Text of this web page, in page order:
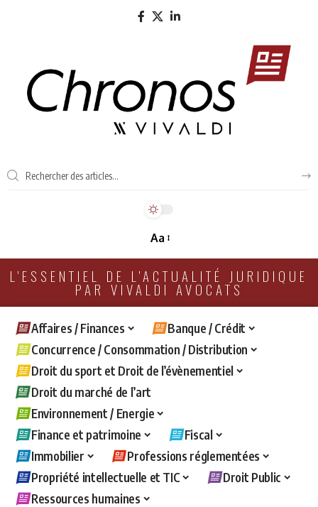
Aa
L'ESSENTIEL DE L'ACTUALITÉ JURIDIQUE
PAR VIVALDI AVOCATS
Affaires / Finances
Banque / Crédit
Concurrence / Consommation / Distribution
Droit du sport et Droit de l’évènementiel
Droit du marché de l’art
Environnement / Energie
Finance et patrimoine
Fiscal
Immobilier
Professions réglementées
Propriété intellectuelle et TIC
Droit Public
Ressources humaines